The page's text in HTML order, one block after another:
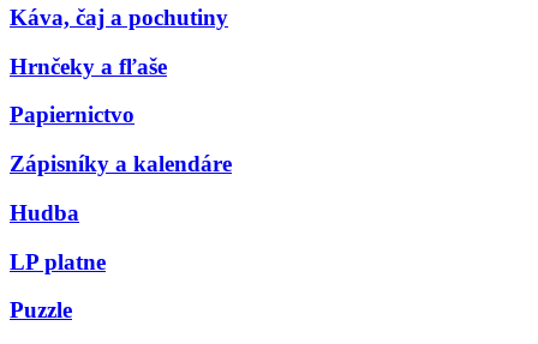
Káva, čaj a pochutiny
Hrnčeky a fľaše
Papiernictvo
Zápisníky a kalendáre
Hudba
LP platne
Puzzle